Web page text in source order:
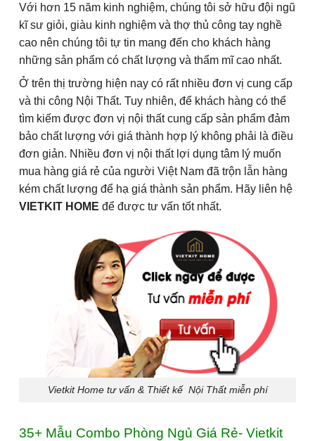
Với hơn 15 năm kinh nghiệm, chúng tôi sở hữu đội ngũ
kĩ sư giỏi, giàu kinh nghiệm và thợ thủ công tay nghề
cao nên chúng tôi tự tin mang đến cho khách hàng
những sản phẩm có chất lượng và thẩm mĩ cao nhất.
Ở trên thị trường hiện nay có rất nhiều đơn vị cung cấp
và thi công Nội Thất. Tuy nhiên, để khách hàng có thể
tìm kiếm được đơn vị nội thất cung cấp sản phẩm đảm
bảo chất lượng với giá thành hợp lý không phải là điều
đơn giản. Nhiều đơn vị nội thất lợi dụng tâm lý muốn
mua hàng giá rẻ của người Việt Nam đã trộn lẫn hàng
kém chất lượng để hạ giá thành sản phẩm. Hãy liên hệ
VIETKIT HOME để được tư vấn tốt nhất.
Vietkit Home tư vấn & Thiết kế Nội Thất miễn phí
35+ Mẫu Combo Phòng Ngủ Giá Rẻ- Vietkit